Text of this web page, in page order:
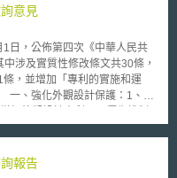
公務員行為準則、資安規範及
透明度聲明」，公開 AI 使用方
AI 事件通報機制及內外部申訴
用案例承辦人（Accountable
）：記錄並持續更新範疇
意見
，公佈第四次《中華人民共
涉及實質性修改條文共30條，
，並增加「專利的實施和運
強化外觀設計保護：1、產
延長到15年。4、鑒於實用新
過程中必須提交的「證據」，
報告